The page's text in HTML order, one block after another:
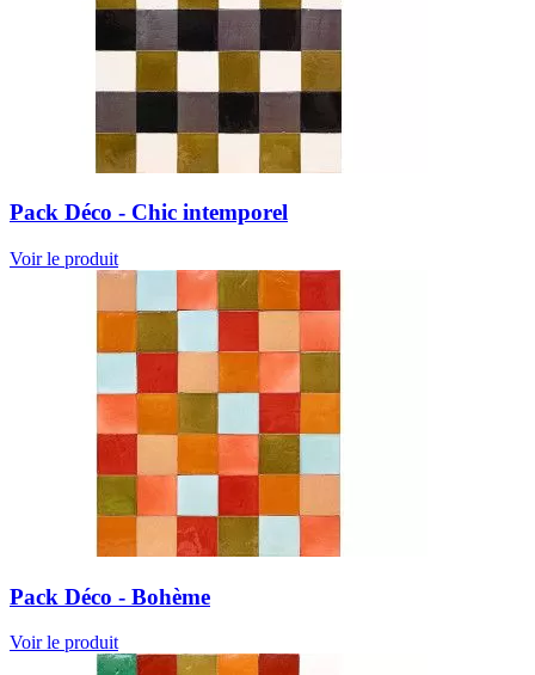
Pack Déco - Chic intemporel
Voir le produit
Pack Déco - Bohème
Voir le produit